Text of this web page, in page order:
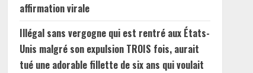
affirmation virale
Illégal sans vergogne qui est rentré aux États-
Unis malgré son expulsion TROIS fois, aurait
tué une adorable fillette de six ans qui voulait